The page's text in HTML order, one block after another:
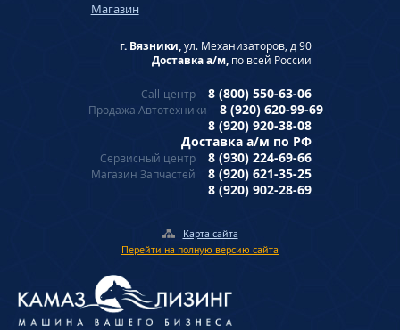
Магазин
г. Вязники,ул. Механизаторов, д 90
Доставка а/м, по всей России
Call-центр 8 (800) 550-63-06
Продажа Автотехники
8 (920) 620-99-69
8 (920) 920-38-08
Доставка а/м по РФ
Сервисный центр 8 (930) 224-69-66
Магазин Запчастей
8 (920) 621-35-25
8 (920) 902-28-69
Карта сайта
Перейти на полную версию сайта